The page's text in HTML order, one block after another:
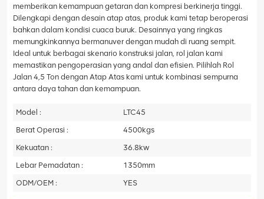
memberikan kemampuan getaran dan kompresi berkinerja tinggi.
Dilengkapi dengan desain atap atas, produk kami tetap beroperasi
bahkan dalam kondisi cuaca buruk. Desainnya yang ringkas
memungkinkannya bermanuver dengan mudah di ruang sempit.
Ideal untuk berbagai skenario konstruksi jalan, rol jalan kami
memastikan pengoperasian yang andal dan efisien. Pilihlah Rol
Jalan 4,5 Ton dengan Atap Atas kami untuk kombinasi sempurna
antara daya tahan dan kemampuan.
Model :
LTC45
Berat Operasi :
4500kgs
Kekuatan :
36.8kw
Lebar Pemadatan :
1350mm
ODM/OEM :
YES